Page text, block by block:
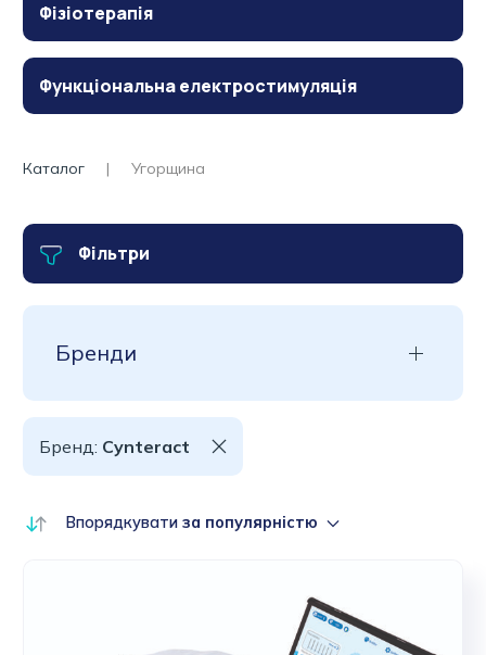
Фізіотерапія
Функціональна електростимуляція
Каталог Угорщина
Фільтри
Бренди
Бренд: Cynteract
Впорядкувати за популярністю